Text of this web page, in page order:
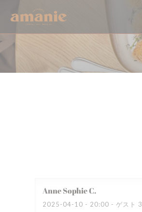
クッキー利用の管理について
Anne SophieC
2025-04-10 - 20:00 - ゲスト 3